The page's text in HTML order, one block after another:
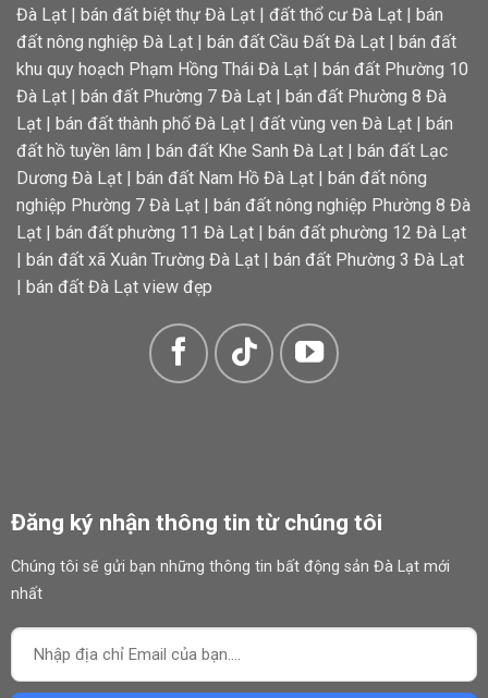
Đà Lạt
bán đất biệt thự Đà Lạt đất thổ cư Đà Lạt
bán
đất nông nghiệp Đà Lạt
bán đất Cầu Đất Đà Lạt
bán đất
khu quy hoạch Phạm Hồng Thái Đà Lạt
bán đất Phường 10
Đà Lạt
bán đất Phường 7 Đà Lạt
bán đất Phường 8 Đà
Lạt
bán đất thành phố Đà Lạt đất vùng ven Đà Lạt
bán
đất hồ tuyền lâm
bán đất Khe Sanh Đà Lạt
bán đất Lạc
Dương Đà Lạt
bán đất Nam Hồ Đà Lạt
bán đất nông
nghiệp Phường 7 Đà Lạt
bán đất nông nghiệp Phường 8 Đà
Lạt
bán đất phường 11 Đà Lạt
bán đất phường 12 Đà Lạt
bán đất xã Xuân Trường Đà Lạt
bán đất Phường 3 Đà Lạt
bán đất Đà Lạt view đẹp
Đăng ký nhận thông tin từ chúng tôi
Chúng tôi sẽ gửi bạn những thông tin bất động sản Đà Lạt mới
nhất